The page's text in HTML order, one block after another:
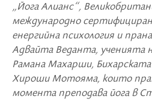
„Йога Алианс“,
международно
енергийна психология и
Адвайта Веданта, ученията
Рамана Махарши, Бихарската
Хироши Мотояма, които
момента преподава йога в